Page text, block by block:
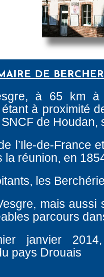
DE
à 65 km à
à proximité
de Houdan,
l’Ile-de-France
la réunion, en
les
mais aussi
parcours
janvier
pays Drouais